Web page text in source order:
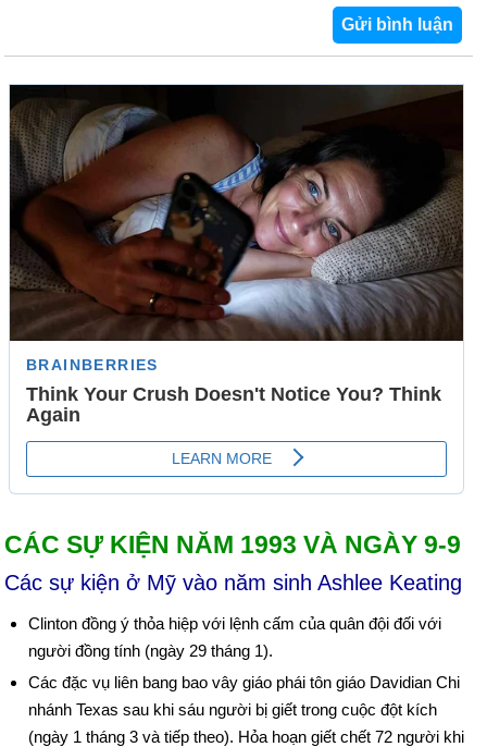
CÁC SỰ KIỆN NĂM 1993 VÀ NGÀY 9-9
Các sự kiện ở Mỹ vào năm sinh Ashlee Keating
Clinton đồng ý thỏa hiệp với lệnh cấm của quân đội đối với
người đồng tính (ngày 29 tháng 1).
Các đặc vụ liên bang bao vây giáo phái tôn giáo Davidian Chi
nhánh Texas sau khi sáu người bị giết trong cuộc đột kích
(ngày 1 tháng 3 và tiếp theo). Hỏa hoạn giết chết 72 người khi